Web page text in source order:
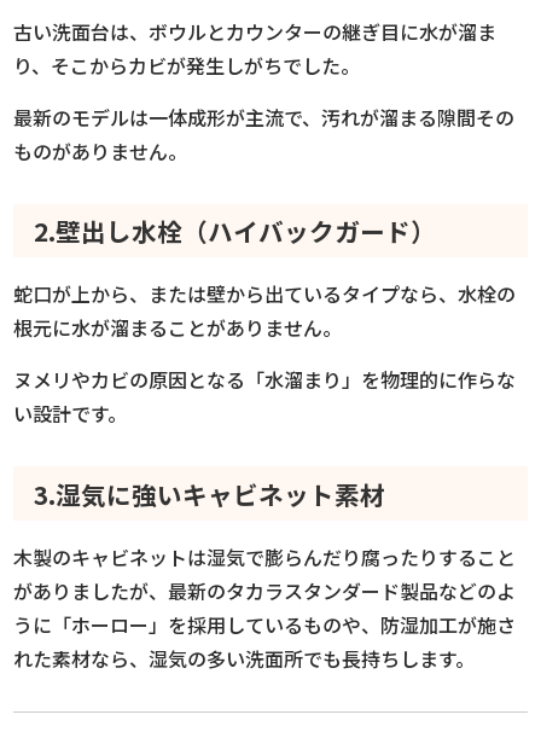
古い洗面台は、ボウルとカウンターの継ぎ目に水が溜ま
り、そこからカビが発生しがちでした。
最新のモデルは一体成形が主流で、汚れが溜まる隙間その
ものがありません。
2.壁出し水栓（ハイバックガード）
蛇口が上から、または壁から出ているタイプなら、水栓の
根元に水が溜まることがありません。
ヌメリやカビの原因となる「水溜まり」を物理的に作らな
い設計です。
3.湿気に強いキャビネット素材
木製のキャビネットは湿気で膨らんだり腐ったりすること
がありましたが、最新のタカラスタンダード製品などのよ
うに「ホーロー」を採用しているものや、防湿加工が施さ
れた素材なら、湿気の多い洗面所でも長持ちします。